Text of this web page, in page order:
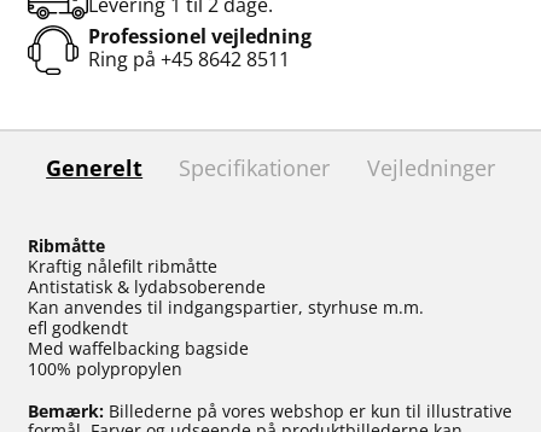
Professionel vejledning
Ring på +45 8642 8511
Generelt Specifikationer Vejledninger
Ribmåtte
Kraftig nålefilt ribmåtte
Antistatisk & lydabsoberende
Kan anvendes til indgangspartier, styrhuse m.m.
efl godkendt
Med waffelbacking bagside
100% polypropylen
Bemærk: Billederne på vores webshop er kun til illustrative